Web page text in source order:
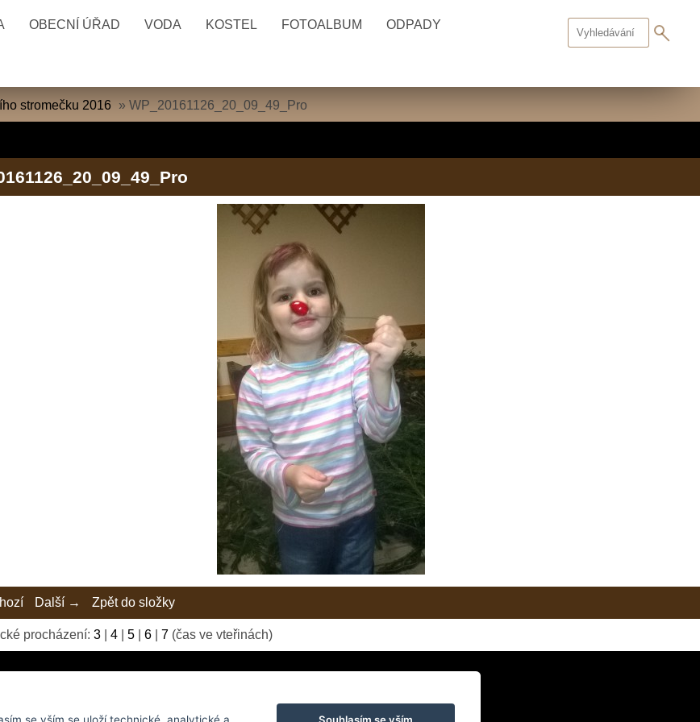
OBECNÍ ÚŘAD VODA KOSTEL FOTOALBUM ODPADY
stromečku 2016 »WP_20161126_20_09_49_Pro
Další → Zpět do složky
procházení:3 |4 |5 |6 |7 (čas ve vteřinách)